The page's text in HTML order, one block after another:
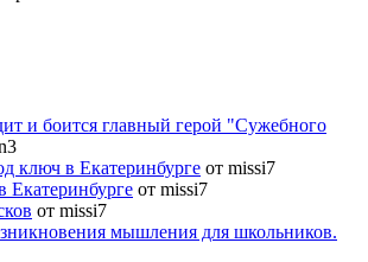
и боится главный герой "Сужебного
ключ в Екатеринбурге от missi7
Екатеринбурге от missi7
от missi7
мышления для школьников.